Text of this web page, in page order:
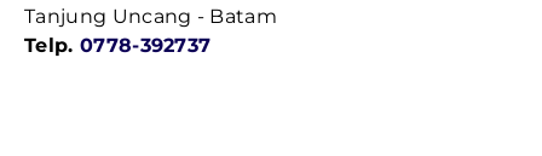
Tanjung Uncang - Batam
Telp. 0778-392737